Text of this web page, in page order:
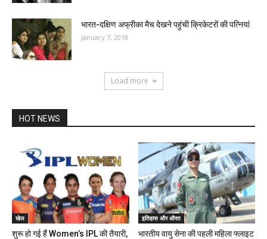
भारत-दक्षिण अफ्रीका मैच देखने पहुंची क्रिकेटरों की पत्नियां
January 7, 2018
Load more
HOT NEWS
खेल
शुरू हो गई हैं Women’s IPL की तैयारी,
इतिहास और औरत
भारतीय वायु सेना की पहली महिला फ्लाइट